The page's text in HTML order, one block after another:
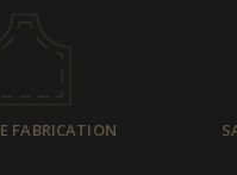
FABRICATION